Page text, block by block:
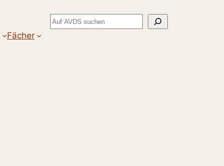
Suchen
Fächer